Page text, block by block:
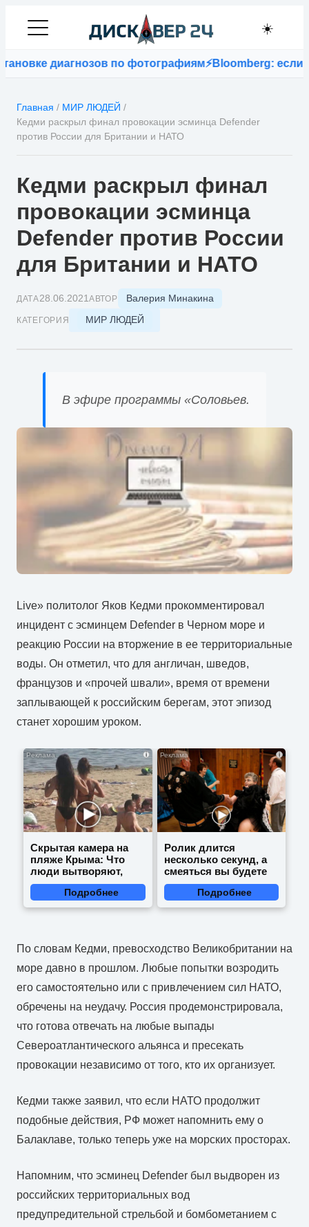
☀️
диагнозов по фотографиям⚡Bloomberg: если в
Главная / МИР ЛЮДЕЙ /
Кедми раскрыл финал провокации эсминца Defender
против России для Британии и НАТО
Кедми раскрыл финал
провокации эсминца
Defender против России
для Британии и НАТО
ДАТА28.06.2021 АВТОР Валерия Минакина
КАТЕГОРИЯ МИР ЛЮДЕЙ
В эфире программы «Соловьев.
Live» политолог Яков Кедми прокомментировал
инцидент с эсминцем Defender в Черном море и
реакцию России на вторжение в ее территориальные
воды. Он отметил, что для англичан, шведов,
французов и «прочей швали», время от времени
заплывающей к российским берегам, этот эпизод
станет хорошим уроком.
i
Скрытая камера на
пляже Крыма: Что
люди вытворяют,
когда их не видят...
Подробнее
i
Ролик длится
несколько секунд, а
смеяться вы будете
долго
Подробнее
По словам Кедми, превосходство Великобритании на
море давно в прошлом. Любые попытки возродить
его самостоятельно или с привлечением сил НАТО,
обречены на неудачу. Россия продемонстрировала,
что готова отвечать на любые выпады
Североатлантического альянса и пресекать
провокации независимо от того, кто их организует.
Кедми также заявил, что если НАТО продолжит
подобные действия, РФ может напомнить ему о
Балаклаве, только теперь уже на морских просторах.
Напомним, что эсминец Defender был выдворен из
российских территориальных вод
предупредительной стрельбой и бомбометанием с